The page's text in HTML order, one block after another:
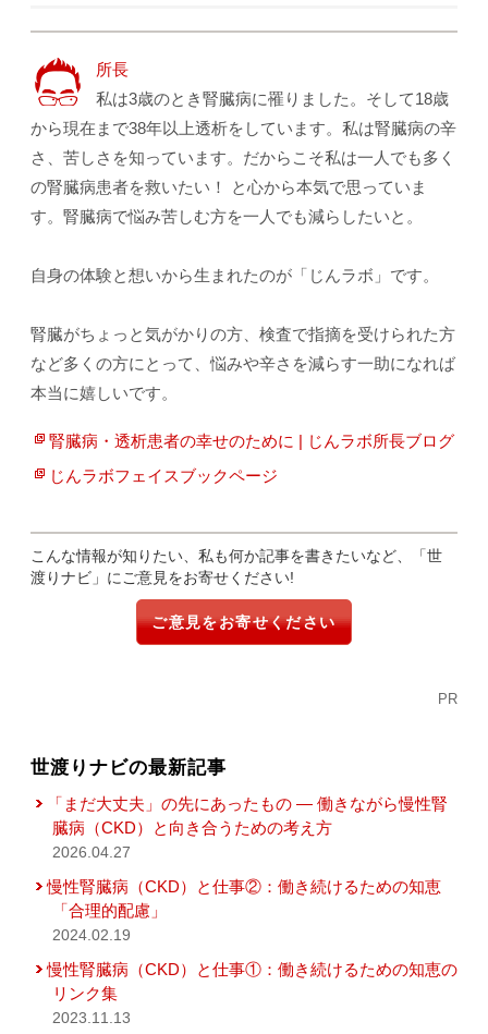
所長
私は3歳のとき腎臓病に罹りました。そして18歳
から現在まで38年以上透析をしています。私は腎臓病の辛
さ、苦しさを知っています。だからこそ私は一人でも多く
の腎臓病患者を救いたい！ と心から本気で思っていま
す。腎臓病で悩み苦しむ方を一人でも減らしたいと。
自身の体験と想いから生まれたのが「じんラボ」です。
腎臓がちょっと気がかりの方、検査で指摘を受けられた方
など多くの方にとって、悩みや辛さを減らす一助になれば
本当に嬉しいです。
腎臓病・透析患者の幸せのために | じんラボ所長ブログ
じんラボフェイスブックページ
こんな情報が知りたい、私も何か記事を書きたいなど、「世
渡りナビ」にご意見をお寄せください!
ご意見をお寄せください
PR
世渡りナビの最新記事
「まだ大丈夫」の先にあったもの ― 働きながら慢性腎
臓病（CKD）と向き合うための考え方
2026.04.27
慢性腎臓病（CKD）と仕事②：働き続けるための知恵
「合理的配慮」
2024.02.19
慢性腎臓病（CKD）と仕事①：働き続けるための知恵の
リンク集
2023.11.13